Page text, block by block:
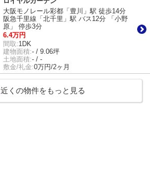
大阪モノレール彩都「豊川」駅 徒歩14分
阪急千里線「北千里」駅 バス12分 「小野
原」 停歩3分
6.4万円
間取:1DK
建物面積:- / 9.06坪
土地面積:- / -
敷金/礼金:0万円/2ヶ月
近くの物件をもっと見る